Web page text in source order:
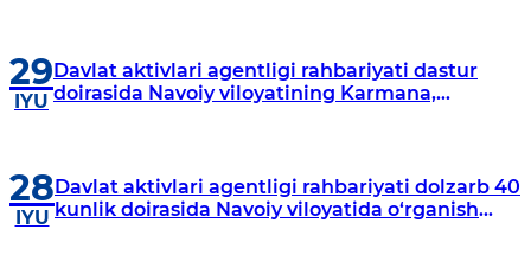
29
IYU
Davlat aktivlari agentligi rahbariyati dastur
doirasida Navoiy viloyatining Karmana,
28
IYU
Davlat aktivlari agentligi rahbariyati dolzarb 40
kunlik doirasida Navoiy viloyatida o‘rganish